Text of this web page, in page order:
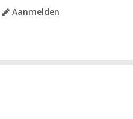
Aanmelden